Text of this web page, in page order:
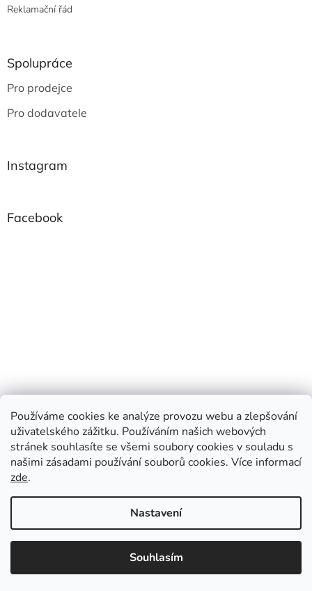
Používáme cookies ke analýze provozu webu a zlepšování
uživatelského zážitku. Používáním našich webových
stránek souhlasíte se všemi soubory cookies v souladu s
našimi zásadami používání souborů cookies. Více informací
zde.
Nastavení
Souhlasím
Informace k letnímu vydávání časopisu The Economist: 25. 7. –
vychází letní dvojčíslo, 1. 8. – časopis nevychází, 8. 8. – vychází
Reklamační řád
Spolupráce
Pro prodejce
Pro dodavatele
Instagram
Facebook
nastavení cookies